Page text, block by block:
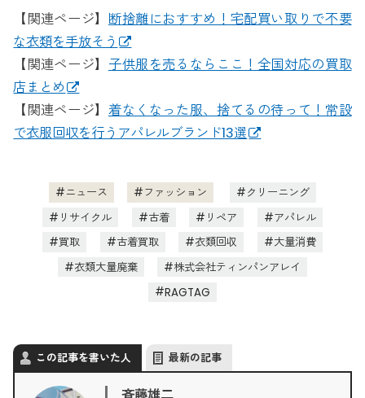
【関連ページ】 断捨離におすすめ！宅配買い取りで不要
な衣類を手放そう
【関連ページ】 子供服を売るならここ！全国対応の買取
店まとめ
【関連ページ】 着なくなった服、捨てるの待って！常設
で衣服回収を行うアパレルブランド13選
ニュース ファッション
クリーニング
リサイクル
古着 リペア
アパレル
買取
古着買取 衣類回収
大量消費
衣類大量廃棄
株式会社ティンパンアレイ
RAGTAG
この記事を書いた人 最新の記事